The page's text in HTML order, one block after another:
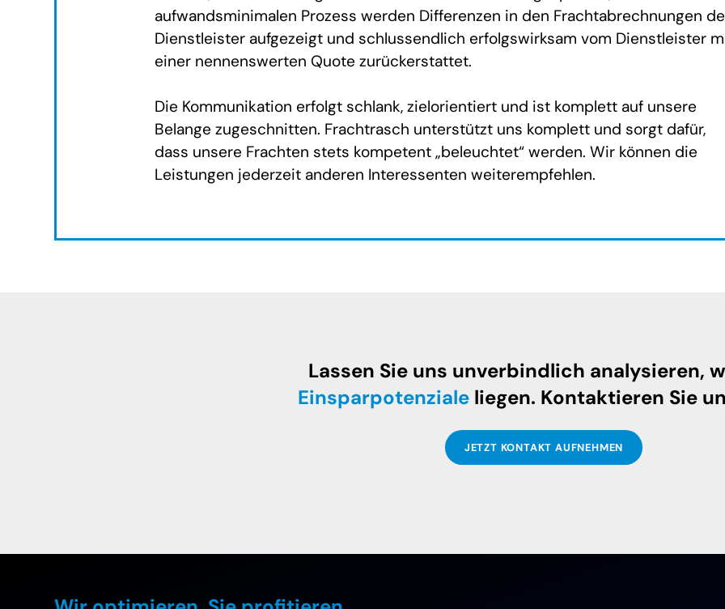
aufwandsminimalen Prozess werden Differenzen in den Frachtabrechnungen
Dienstleister aufgezeigt und schlussendlich erfolgswirksam vom Dienstleister
einer nennenswerten Quote zurückerstattet.
Die Kommunikation erfolgt schlank, zielorientiert und ist komplett auf unsere
Belange zugeschnitten. Frachtrasch unterstützt uns komplett und sorgt dafür,
dass unsere Frachten stets kompetent „beleuchtet“ werden. Wir können die
Leistungen jederzeit anderen Interessenten weiterempfehlen.
Lassen Sie uns unverbindlich analysieren,
Einsparpotenziale liegen. Kontaktieren Sie
JETZT KONTAKT AUFNEHMEN